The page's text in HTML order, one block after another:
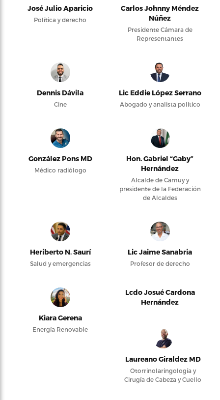
José Julio Aparicio
Política y derecho
Carlos Johnny Méndez
Núñez
Presidente Cámara de
Representantes
Dennis Dávila
Cine
Lic Eddie López Serrano
Abogado y analista político
González Pons MD
Médico radiólogo
Hon. Gabriel “Gaby”
Hernández
Alcalde de Camuy y
presidente de la Federación
de Alcaldes
Heriberto N. Saurí
Salud y emergencias
Lic Jaime Sanabria
Profesor de derecho
Kiara Gerena
Energía Renovable
Lcdo Josué Cardona
Hernández
Laureano Giraldez MD
Otorrinolaringología y
Cirugía de Cabeza y Cuello